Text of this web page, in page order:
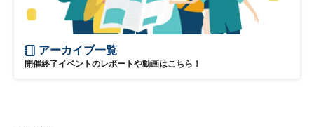
アーカイブ一覧
開催終了イベントのレポートや動画はこちら！